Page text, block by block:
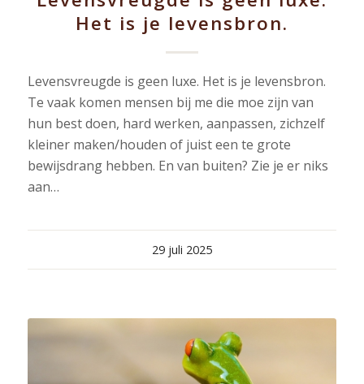
Het is je levensbron.
Levensvreugde is geen luxe. Het is je levensbron.
Te vaak komen mensen bij me die moe zijn van
hun best doen, hard werken, aanpassen, zichzelf
kleiner maken/houden of juist een te grote
bewijsdrang hebben. En van buiten? Zie je er niks
aan…
29 juli 2025